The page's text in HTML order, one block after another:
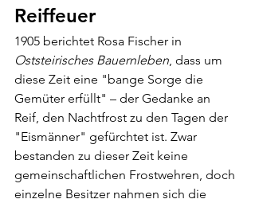
Reiffeuer
1905 berichtet Rosa Fischer in
Oststeirisches Bauernleben, dass um
diese Zeit eine "bange Sorge die
Gemüter erfüllt" – der Gedanke an
Reif, den Nachtfrost zu den Tagen der
"Eismänner" gefürchtet ist. Zwar
bestanden zu dieser Zeit keine
gemeinschaftlichen Frostwehren, doch
einzelne Besitzer nahmen sich die